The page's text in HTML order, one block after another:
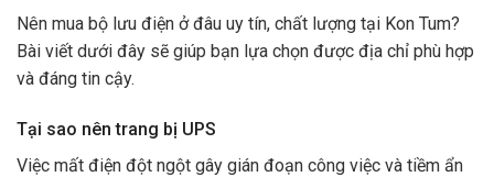
Nên mua bộ lưu điện ở đâu uy tín, chất lượng tại Kon Tum?
Bài viết dưới đây sẽ giúp bạn lựa chọn được địa chỉ phù hợp
và đáng tin cậy.
Tại sao nên trang bị UPS
Việc mất điện đột ngột gây gián đoạn công việc và tiềm ẩn